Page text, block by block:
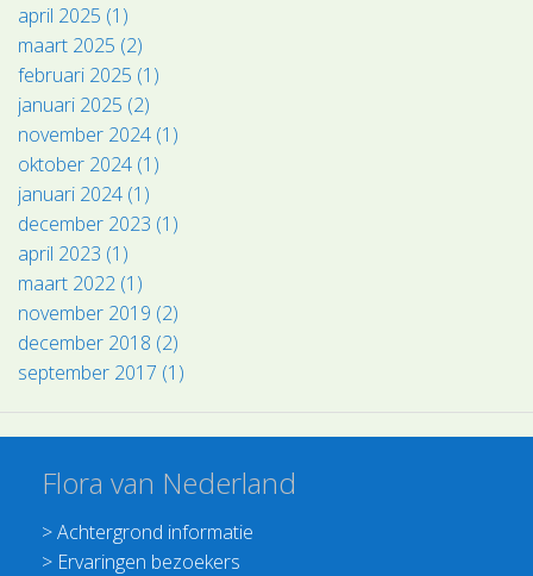
april 2025 (1)
maart 2025 (2)
februari 2025 (1)
januari 2025 (2)
november 2024 (1)
oktober 2024 (1)
januari 2024 (1)
december 2023 (1)
april 2023 (1)
maart 2022 (1)
november 2019 (2)
december 2018 (2)
september 2017 (1)
Flora van Nederland
>Achtergrond informatie
> Ervaringen bezoekers